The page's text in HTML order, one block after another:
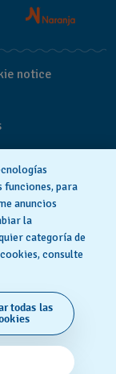
notice
funciones, para
anuncios
la
categoría de
consulte
todas las